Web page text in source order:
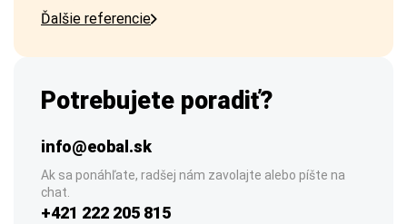
Ďalšie referencie
Potrebujete poradiť?
info@eobal.sk
Ak sa ponáhľate, radšej nám zavolajte alebo píšte na
chat.
+421 222 205 815